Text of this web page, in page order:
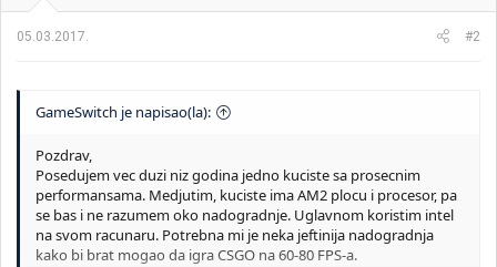
05.03.2017. #2
GameSwitch je napisao(la):
Pozdrav,
Posedujem vec duzi niz godina jedno kuciste sa prosecnim
performansama. Medjutim, kuciste ima AM2 plocu i procesor, pa
se bas i ne razumem oko nadogradnje. Uglavnom koristim intel
na svom racunaru. Potrebna mi je neka jeftinija nadogradnja
kako bi brat mogao da igra CSGO na 60-80 FPS-a.